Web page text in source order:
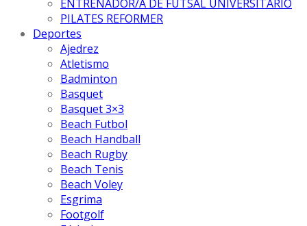
ENTRENADOR/A DE FUTSAL UNIVERSITARIO
PILATES REFORMER
Deportes
Ajedrez
Atletismo
Badminton
Basquet
Basquet 3×3
Beach Futbol
Beach Handball
Beach Rugby
Beach Tenis
Beach Voley
Esgrima
Footgolf